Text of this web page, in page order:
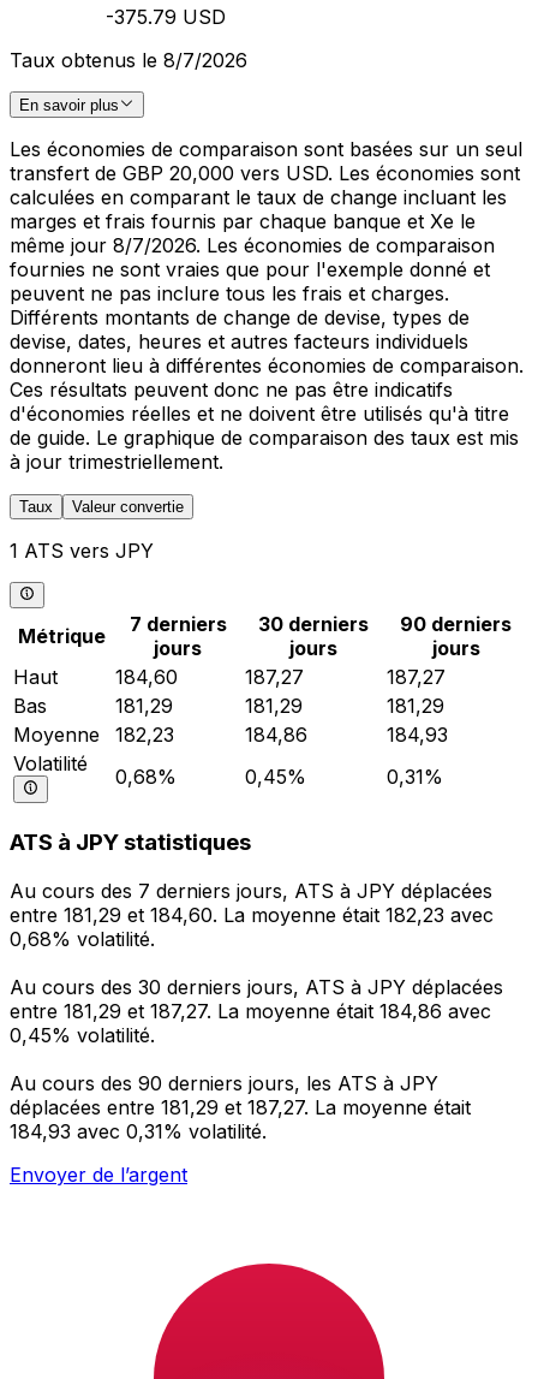
-375.79 USD
Taux obtenus le 8/7/2026
En savoir plus
Les économies de comparaison sont basées sur un seul
transfert de GBP 20,000 vers USD. Les économies sont
calculées en comparant le taux de change incluant les
marges et frais fournis par chaque banque et Xe le
même jour 8/7/2026. Les économies de comparaison
fournies ne sont vraies que pour l'exemple donné et
peuvent ne pas inclure tous les frais et charges.
Différents montants de change de devise, types de
devise, dates, heures et autres facteurs individuels
donneront lieu à différentes économies de comparaison.
Ces résultats peuvent donc ne pas être indicatifs
d'économies réelles et ne doivent être utilisés qu'à titre
de guide. Le graphique de comparaison des taux est mis
à jour trimestriellement.
Taux Valeur convertie
1 ATS vers JPY
Métrique
7 derniers
jours
30 derniers
jours
90 derniers
jours
Haut
184,60 187,27
187,27
Bas
181,29 181,29
181,29
Moyenne
182,23 184,86
184,93
Volatilité
0,68% 0,45% 0,31%
ATS à JPY statistiques
Au cours des 7 derniers jours, ATS à JPY déplacées
entre 181,29 et 184,60. La moyenne était 182,23 avec
0,68% volatilité.
Au cours des 30 derniers jours, ATS à JPY déplacées
entre 181,29 et 187,27. La moyenne était 184,86 avec
0,45% volatilité.
Au cours des 90 derniers jours, les ATS à JPY
déplacées entre 181,29 et 187,27. La moyenne était
184,93 avec 0,31% volatilité.
Envoyer de l’argent
L'application Xe réunit toutes les fonctionnalités
nécessaires pour vos transferts d'argent internationaux
et la gestion de vos devises. Convertissez des devises,
programmez des alertes de taux et transférez de